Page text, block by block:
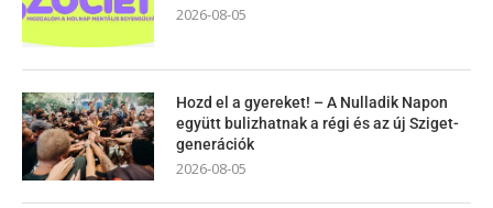
2026-08-05
Hozd el a gyereket! – A Nulladik Napon
együtt bulizhatnak a régi és az új Sziget-
generációk
2026-08-05